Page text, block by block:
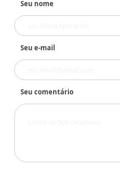
Seu nome
Seu e-mail
Seu comentário